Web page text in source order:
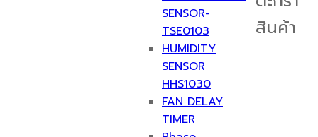
SENSOR-
TSE0103
HUMIDITY
SENSOR
HHS1030
FAN DELAY
TIMER
สินค้า